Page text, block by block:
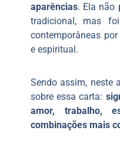
aparências. Ela não
tradicional, mas
contemporâneas
e espiritual.
Sendo assim, neste
sobre essa carta:
amor, trabalho,
combinações mais